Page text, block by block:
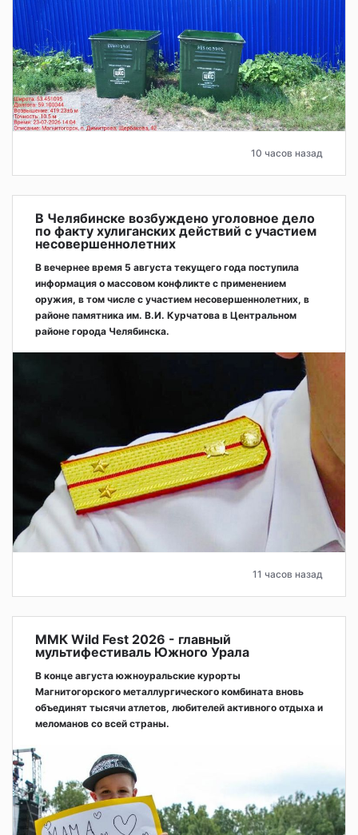
10 часов назад
В Челябинске возбуждено уголовное дело
по факту хулиганских действий с участием
несовершеннолетних
В вечернее время 5 августа текущего года поступила
информация о массовом конфликте с применением
оружия, в том числе с участием несовершеннолетних, в
районе памятника им. В.И. Курчатова в Центральном
районе города Челябинска.
11 часов назад
ММК Wild Fest 2026 - главный
мультифестиваль Южного Урала
В конце августа южноуральские курорты
Магнитогорского металлургического комбината вновь
объединят тысячи атлетов, любителей активного отдыха и
меломанов со всей страны.